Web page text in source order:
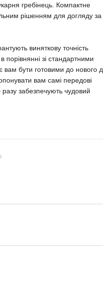
гребінець. Компактне
рішенням для догляду за
виняткову точність
порівнянні зі стандартними
вам бути готовими до нового
вам самі передові
разу забезпечують чудовий